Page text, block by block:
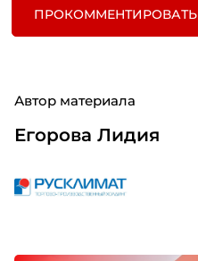
Автор материала
Егорова Лидия
ПРОКОММЕНТИРОВАТЬ